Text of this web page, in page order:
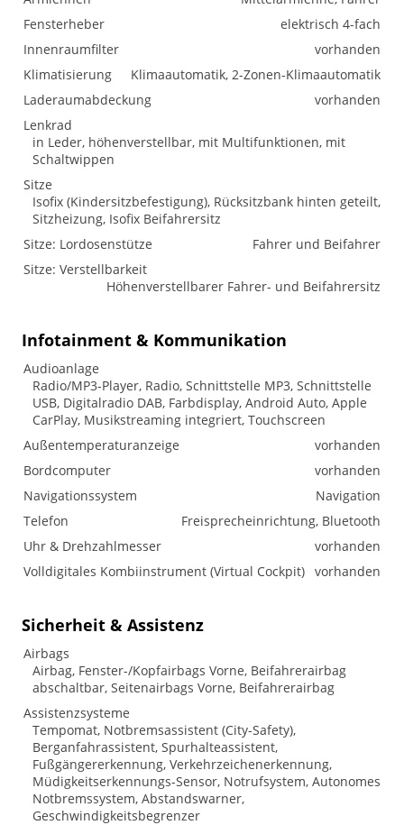
Fensterheber
elektrisch 4-fach
Innenraumfilter
vorhanden
Klimatisierung
Klimaautomatik, 2-Zonen-Klimaautomatik
Laderaumabdeckung
vorhanden
Lenkrad
in Leder, höhenverstellbar, mit Multifunktionen, mit
Schaltwippen
Sitze
Isofix (Kindersitzbefestigung), Rücksitzbank hinten geteilt,
Sitzheizung, Isofix Beifahrersitz
Sitze: Lordosenstütze
Fahrer und Beifahrer
Sitze: Verstellbarkeit
Höhenverstellbarer Fahrer- und Beifahrersitz
Infotainment & Kommunikation
Audioanlage
Radio/MP3-Player, Radio, Schnittstelle MP3, Schnittstelle
USB, Digitalradio DAB, Farbdisplay, Android Auto, Apple
CarPlay, Musikstreaming integriert, Touchscreen
Außentemperaturanzeige
vorhanden
Bordcomputer
vorhanden
Navigationssystem
Navigation
Telefon
Freisprecheinrichtung, Bluetooth
Uhr & Drehzahlmesser
vorhanden
Volldigitales Kombiinstrument (Virtual Cockpit) vorhanden
Sicherheit & Assistenz
Airbags
Airbag, Fenster-/Kopfairbags Vorne, Beifahrerairbag
abschaltbar, Seitenairbags Vorne, Beifahrerairbag
Assistenzsysteme
Tempomat, Notbremsassistent (City-Safety),
Berganfahrassistent, Spurhalteassistent,
Fußgängererkennung, Verkehrzeichenerkennung,
Müdigkeitserkennungs-Sensor, Notrufsystem, Autonomes
Notbremssystem, Abstandswarner,
Geschwindigkeitsbegrenzer